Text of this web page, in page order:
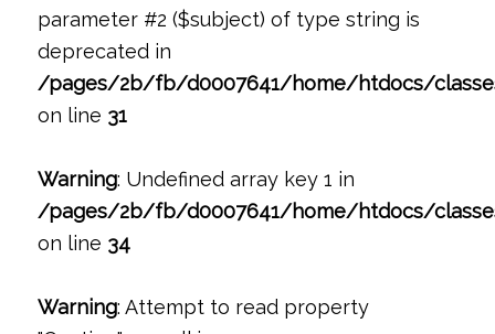
parameter #2 ($subject) of type string is
deprecated in
/pages/2b/fb/d0007641/home/htdocs/
on line 31
Warning: Undefined array key 1 in
/pages/2b/fb/d0007641/home/htdocs/
on line 34
Warning: Attempt to read property